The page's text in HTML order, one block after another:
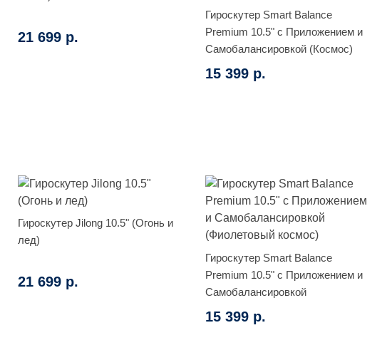
21 699 р.
Гироскутер Smart Balance
Premium 10.5" с Приложением и
Самобалансировкой (Космос)
15 399 р.
Гироскутер Jilong 10.5" (Огонь и
лед)
21 699 р.
Гироскутер Smart Balance
Premium 10.5" с Приложением и
Самобалансировкой
(Фиолетовый космос)
15 399 р.